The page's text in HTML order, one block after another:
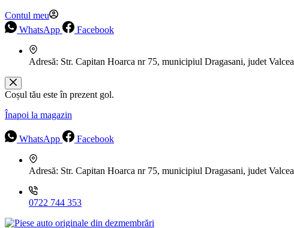
Contul meu
WhatsApp
Facebook
Adresă: Str. Capitan Hoarca nr 75, municipiul Dragasani, judet Valcea
Coșul tău este în prezent gol.
Înapoi la magazin
WhatsApp Facebook
Adresă: Str. Capitan Hoarca nr 75, municipiul Dragasani, judet Valcea
0722 744 353